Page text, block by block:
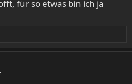
für so etwas bin ich ja